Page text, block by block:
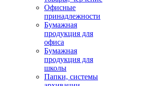
Офисные
принадлежности
Бумажная
продукция для
офиса
Бумажная
продукция для
школы
Папки, системы